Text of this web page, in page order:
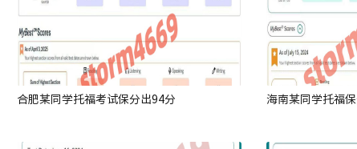
合肥某同学托福考试保分出94分 海南某同学托福